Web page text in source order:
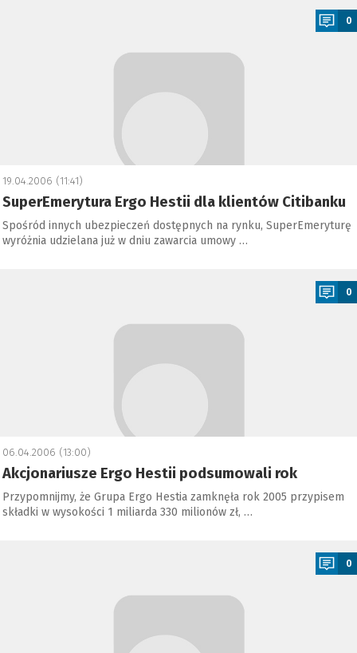
0
19.04.2006 (11:41)
SuperEmerytura Ergo Hestii dla klientów Citibanku
Spośród innych ubezpieczeń dostępnych na rynku, SuperEmeryturę
wyróżnia udzielana już w dniu zawarcia umowy …
0
06.04.2006 (13:00)
Akcjonariusze Ergo Hestii podsumowali rok
Przypomnijmy, że Grupa Ergo Hestia zamknęła rok 2005 przypisem
składki w wysokości 1 miliarda 330 milionów zł, …
0